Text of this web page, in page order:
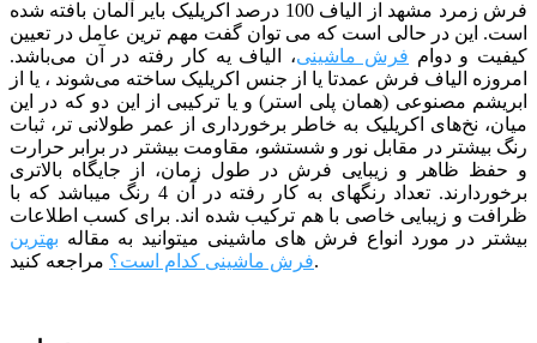
فرش زمرد مشهد از الیاف 100 درصد اکریلیک بایر آلمان بافته شده
است. این در حالی است که می توان گفت مهم ترین عامل در تعیین
کیفیت و دوام فرش ماشینی، الیاف یه کار رفته در آن می‌باشد.
امروزه الیاف فرش عمدتا یا از جنس اکریلیک ساخته می‌شوند ، یا از
ابریشم مصنوعی (همان پلی استر) و یا ترکیبی از این دو که در این
میان، نخ‌های اکریلیک به خاطر برخورداری از عمر طولانی تر، ثبات
رنگ بیشتر در مقابل نور و شستشو، مقاومت بیشتر در برابر حرارت
و حفظ ظاهر و زیبایی فرش در طول زمان، از جایگاه بالاتری
برخوردارند. تعداد رنگ­­های به کار رفته در آن 4 رنگ می­باشد که با
ظرافت و زیبایی خاصی با هم ترکیب شده­ اند. برای کسب اطلاعات
بیشتر در مورد انواع فرش های ماشینی میتوانید به مقاله بهترین
فرش ماشینی کدام است؟مراجعه کنید.